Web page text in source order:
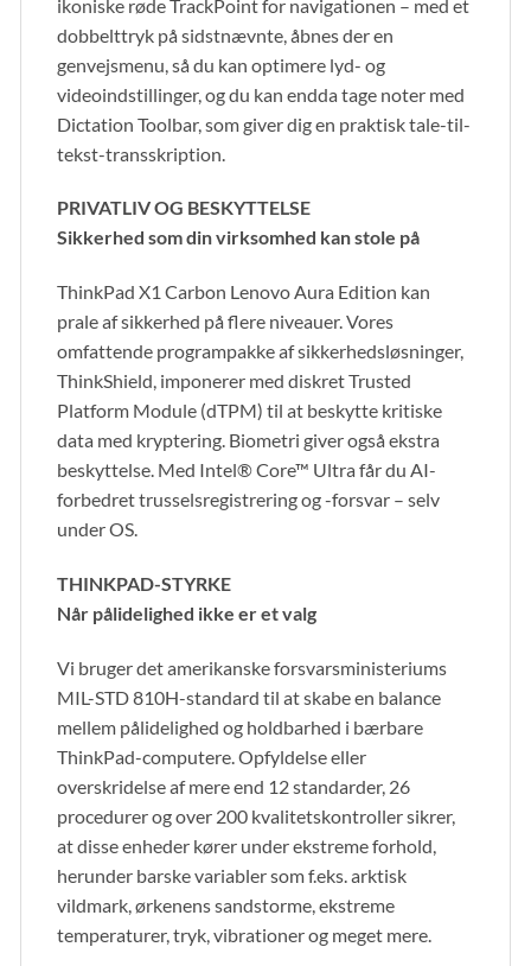
ikoniske røde TrackPoint for navigationen – med et
dobbelttryk på sidstnævnte, åbnes der en
genvejsmenu, så du kan optimere lyd- og
videoindstillinger, og du kan endda tage noter med
Dictation Toolbar, som giver dig en praktisk tale-til-
tekst-transskription.
PRIVATLIV OG BESKYTTELSE
Sikkerhed som din virksomhed kan stole på
ThinkPad X1 Carbon Lenovo Aura Edition kan
prale af sikkerhed på flere niveauer. Vores
omfattende programpakke af sikkerhedsløsninger,
ThinkShield, imponerer med diskret Trusted
Platform Module (dTPM) til at beskytte kritiske
data med kryptering. Biometri giver også ekstra
beskyttelse. Med Intel® Core™ Ultra får du AI-
forbedret trusselsregistrering og -forsvar – selv
under OS.
THINKPAD-STYRKE
Når pålidelighed ikke er et valg
Vi bruger det amerikanske forsvarsministeriums
MIL-STD 810H-standard til at skabe en balance
mellem pålidelighed og holdbarhed i bærbare
ThinkPad-computere. Opfyldelse eller
overskridelse af mere end 12 standarder, 26
procedurer og over 200 kvalitetskontroller sikrer,
at disse enheder kører under ekstreme forhold,
herunder barske variabler som f.eks. arktisk
vildmark, ørkenens sandstorme, ekstreme
temperaturer, tryk, vibrationer og meget mere.